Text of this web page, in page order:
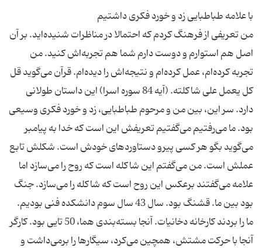
من تعریفی از فرهنگ کردم که احتمالا در مناظرات شنیده‌اید. بر آن
اصل هم استوارم و دوست دارم شما هم تجربه‌اش کنید. من
تجربه کرده‌ام، عمل کرده‌ام و نتیجه‌اش را دیده‌ام. قرآن می‌گوید قل
کل یعمل علی شاکلته. (آیه 84 سوره اسرا) این داستان طولانی
دارد. سر این، بین من و مرحوم طباطبایی، زد و خورد فکری وسیعی
بود. ما می‌رفتیم می‌گفتیم تعریفش این است که خدا به پیامبر
می‌گوید بگو هر کسی پیرو دستاوردهای خودش است. شکلش تابع
عملش است. من می‌گفتم این شاکله است که روح را می‌سازد اما
علامه می‌گفتند برعکس این روح است که شاکله را می‌سازد. جنگ
بود بین ما. قشنگ بود. سال 43 سال سوم دانشکده فنی بودیم.
ما را بردند کارخانه دخانیات. آنجا بسته‌بندی هما، 50 تایی بود. کارگر
آنجا با حرکت مشتش، همچین می‌کرد، سیگار‌ها را برمی‌داشت و